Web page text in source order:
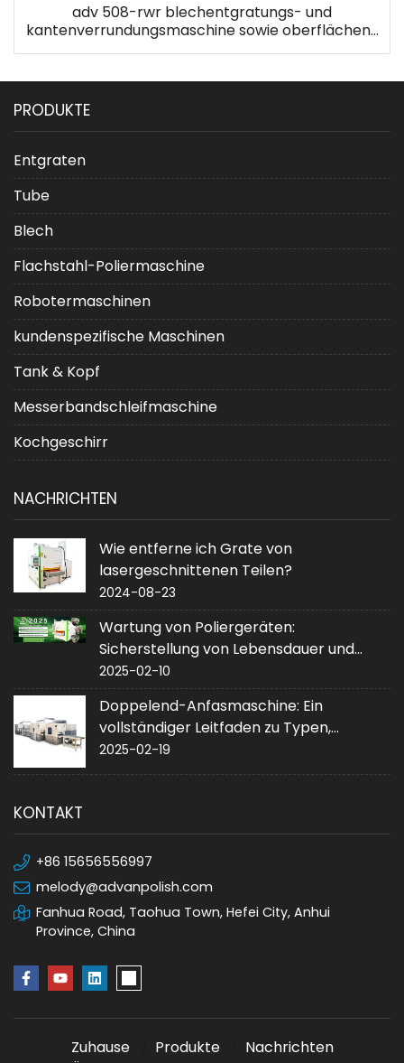
adv 508-rwr blechentgratungs- und
kantenverrundungsmaschine sowie oberflächen-
haarlinien-finishing-maschine
PRODUKTE
Entgraten
Tube
Blech
Flachstahl-Poliermaschine
Robotermaschinen
kundenspezifische Maschinen
Tank & Kopf
Messerbandschleifmaschine
Kochgeschirr
NACHRICHTEN
Wie entferne ich Grate von
lasergeschnittenen Teilen?
2024-08-23
Wartung von Poliergeräten:
Sicherstellung von Lebensdauer und
Leistung
2025-02-10
Doppelend-Anfasmaschine: Ein
vollständiger Leitfaden zu Typen,
Anwendungen und Kauf
2025-02-19
KONTAKT
+86 15656556997
melody@advanpolish.com
Fanhua Road, Taohua Town, Hefei City, Anhui
Province, China
Zuhause Produkte
Nachrichten